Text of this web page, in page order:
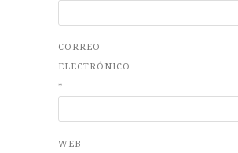
CORREO
ELECTRÓNICO
*
WEB